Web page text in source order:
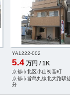
YA1222-002
5.4 万円 / 1K
京都市北区小山初音町
京都市営烏丸線北大路駅
分